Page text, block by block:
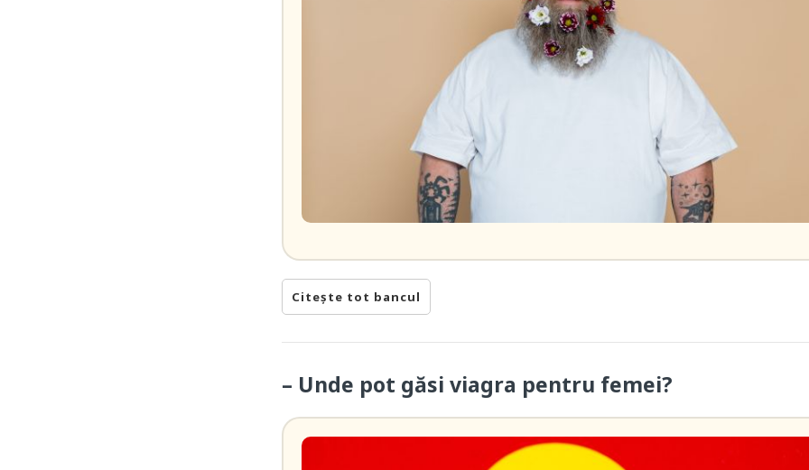
Citește tot bancul
– Unde pot găsi viagra pentru femei?